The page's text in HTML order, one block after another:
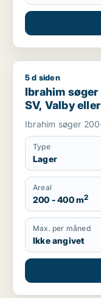
Ibrahim søger
5 d siden
Ibrahim
SV, Valby
Ibrahim søger
Type
Lager
Areal
200 - 400 m2
Max. per måned
Ikke angivet